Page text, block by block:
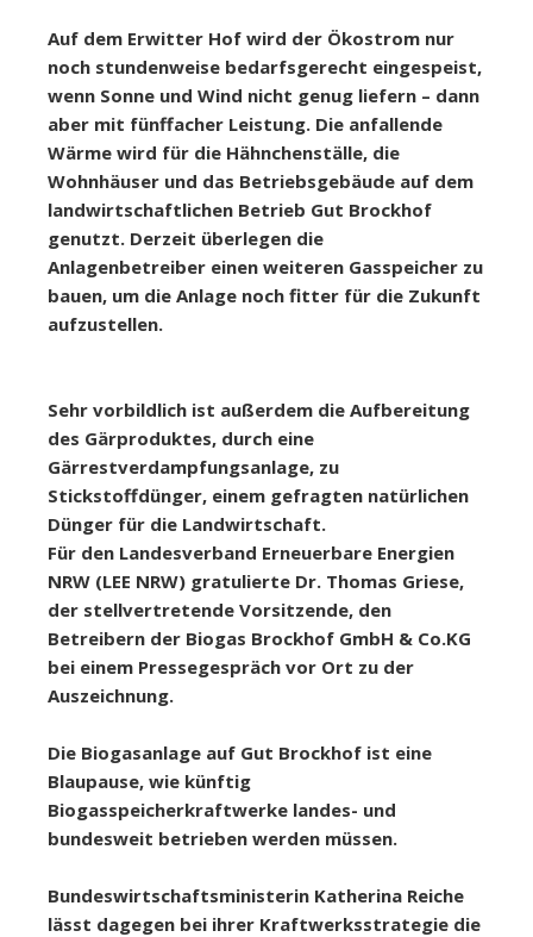
Auf dem Erwitter Hof wird der Ökostrom nur
noch stundenweise bedarfsgerecht eingespeist,
wenn Sonne und Wind nicht genug liefern – dann
aber mit fünffacher Leistung. Die anfallende
Wärme wird für die Hähnchenställe, die
Wohnhäuser und das Betriebsgebäude auf dem
landwirtschaftlichen Betrieb Gut Brockhof
genutzt. Derzeit überlegen die
Anlagenbetreiber einen weiteren Gasspeicher zu
bauen, um die Anlage noch fitter für die Zukunft
aufzustellen.
Sehr vorbildlich ist außerdem die Aufbereitung
des Gärproduktes, durch eine
Gärrestverdampfungsanlage, zu
Stickstoffdünger, einem gefragten natürlichen
Dünger für die Landwirtschaft.
Für den Landesverband Erneuerbare Energien
NRW (LEE NRW) gratulierte Dr. Thomas Griese,
der stellvertretende Vorsitzende, den
Betreibern der Biogas Brockhof GmbH & Co.KG
bei einem Pressegespräch vor Ort zu der
Auszeichnung.
Die Biogasanlage auf Gut Brockhof ist eine
Blaupause, wie künftig
Biogasspeicherkraftwerke landes- und
bundesweit betrieben werden müssen.
Bundeswirtschaftsministerin Katherina Reiche
lässt dagegen bei ihrer Kraftwerksstrategie die